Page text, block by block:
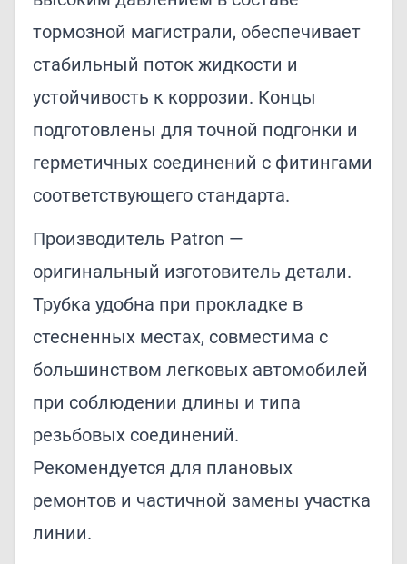
тормозной магистрали, обеспечивает
стабильный поток жидкости и
устойчивость к коррозии. Концы
подготовлены для точной подгонки и
герметичных соединений с фитингами
соответствующего стандарта.
Производитель Patron —
оригинальный изготовитель детали.
Трубка удобна при прокладке в
стесненных местах, совместима с
большинством легковых автомобилей
при соблюдении длины и типа
резьбовых соединений.
Рекомендуется для плановых
ремонтов и частичной замены участка
линии.